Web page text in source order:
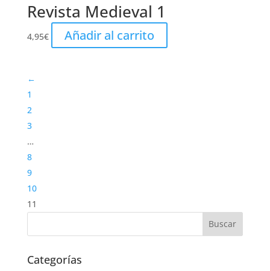
Revista Medieval 1
4,95€ Añadir al carrito
←
1
2
3
…
8
9
10
11
Categorías